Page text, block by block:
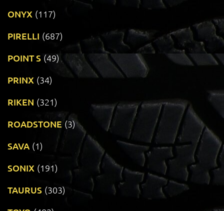
ONYX (117)
PIRELLI (687)
POINT S (49)
PRINX (34)
RIKEN (321)
ROADSTONE (3)
SAVA (1)
SONIX (191)
TAURUS (303)